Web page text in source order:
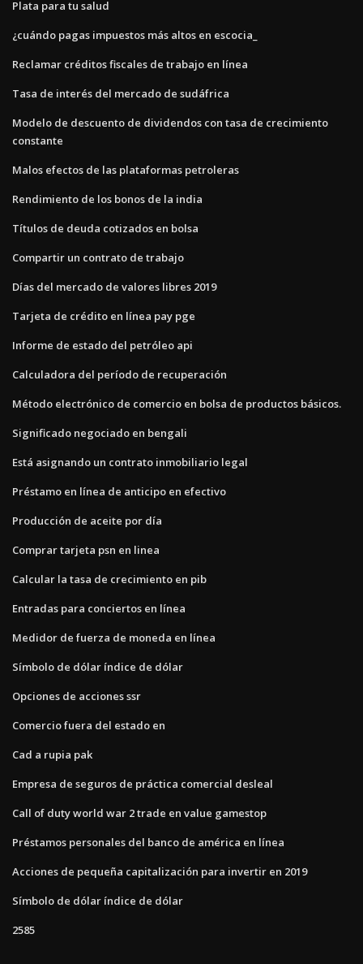
Plata para tu salud
¿cuándo pagas impuestos más altos en escocia_
Reclamar créditos fiscales de trabajo en línea
Tasa de interés del mercado de sudáfrica
Modelo de descuento de dividendos con tasa de crecimiento
constante
Malos efectos de las plataformas petroleras
Rendimiento de los bonos de la india
Títulos de deuda cotizados en bolsa
Compartir un contrato de trabajo
Días del mercado de valores libres 2019
Tarjeta de crédito en línea pay pge
Informe de estado del petróleo api
Calculadora del período de recuperación
Método electrónico de comercio en bolsa de productos básicos.
Significado negociado en bengali
Está asignando un contrato inmobiliario legal
Préstamo en línea de anticipo en efectivo
Producción de aceite por día
Comprar tarjeta psn en linea
Calcular la tasa de crecimiento en pib
Entradas para conciertos en línea
Medidor de fuerza de moneda en línea
Símbolo de dólar índice de dólar
Opciones de acciones ssr
Comercio fuera del estado en
Cad a rupia pak
Empresa de seguros de práctica comercial desleal
Call of duty world war 2 trade en value gamestop
Préstamos personales del banco de américa en línea
Acciones de pequeña capitalización para invertir en 2019
Símbolo de dólar índice de dólar
2585